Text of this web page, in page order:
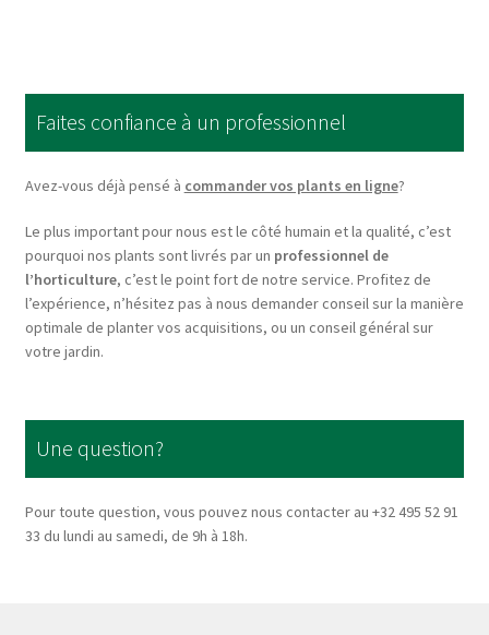
options
may
be
chosen
the
product
page
Faites confiance à un professionnel
Avez-vous déjà pensé à commander vos plants en ligne?
Le plus important pour nous est le côté humain et la qualité, c’est
pourquoi nos plants sont livrés par un professionnel de
l’horticulture, c’est le point fort de notre service. Profitez de
l’expérience, n’hésitez pas à nous demander conseil sur la manière
optimale de planter vos acquisitions, ou un conseil général sur
votre jardin.
Une question?
Pour toute question, vous pouvez nous contacter au +32 495 52 91
33 du lundi au samedi, de 9h à 18h.